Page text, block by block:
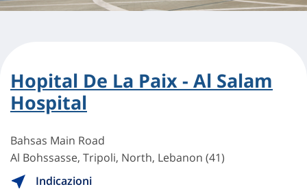
Hopital De La Paix - Al Salam
Hospital
Bahsas Main Road
Al Bohssasse, Tripoli, North, Lebanon (41)
Indicazioni